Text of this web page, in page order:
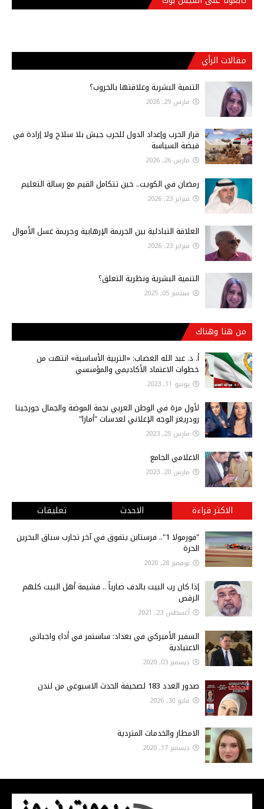
مقالات الرأي
التنمية البشرية وعلاقتها بالحروب؟
مارس 29, 2026
قرار الحرب وإعداد الدول للحرب جيش بلا سلاح ولا إرادة في
قبضة السياسة
مارس 26, 2026
رمضان في الكويت.. حين تتكامل القيم مع رسالة التعليم
فبراير 23, 2026
العلاقة التبادلية بين الجريمة الإرهابية وجريمة غسل الأموال
فبراير 23, 2026
التنمية البشرية ونظرية التعلق؟
سبتمبر 05, 2025
من هنا وهناك
أ‌. د. عبد الله الغصاب: «التربية الأساسية» انتهت من
خطوات الاعتماد الأكاديمي والمؤسسي
يونيو 11, 2023
لأول مرة في الوطن العربي نجمة الموضة والجمال جورجينا
رودريغز الوجه الإعلاني لعدسات "أمارا"
مارس 25, 2023
الاعلامي الجامع
مارس 20, 2023
الاكثر قراءة الاحدث تعليقات
"فورمولا 1".. فرستابن يتفوق في آخر تجارب سباق البحرين
الحرة
نوفمبر 28, 2020
إذا كان رب البيت بالدف ضارباً .. فشيمة أهل البيت كلهم
الرقص
أغسطس 23, 2021
السفير الأميركي في بغداد: ساستمر في أداءِ واجباتي
الاعتيادية
ديسمبر 03, 2020
صدور العدد 183 لصحيفة الحدث الاسبوعي من لندن
مايو 30, 2026
الامطار والخدمات المتردية
ديسمبر 17, 2020